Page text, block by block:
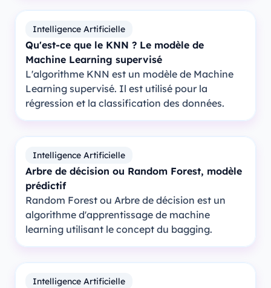
Intelligence Artificielle
Qu'est-ce que le KNN ? Le modèle de
Machine Learning supervisé
L'algorithme KNN est un modèle de Machine
Learning supervisé. Il est utilisé pour la
régression et la classification des données.
Intelligence Artificielle
Arbre de décision ou Random Forest, modèle
prédictif
Random Forest ou Arbre de décision est un
algorithme d'apprentissage de machine
learning utilisant le concept du bagging.
Intelligence Artificielle